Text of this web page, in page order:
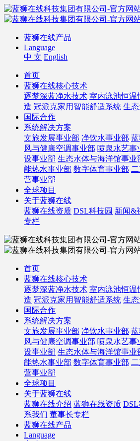
蓝狮在线产品
Language
中 文 English
首页
蓝狮在线核心技术
逐梦深蓝净水技术 室内泳池恒温
造 冠派克家用智能舒适系统 生
国际合作
系统解决方案
文旅发展事业部 净饮水事业部
风与健康空调事业部 喷泉水艺事
设事业部 生态水体与海洋馆事业
能热水事业部 数字体育事业部
营事业部
全球项目
关于蓝狮在线
蓝狮在线资质 DSL科技园 新闻&
专栏
首页
蓝狮在线核心技术
逐梦深蓝净水技术 室内泳池恒温
造 冠派克家用智能舒适系统 生
国际合作
系统解决方案
文旅发展事业部 净饮水事业部
风与健康空调事业部 喷泉水艺事
设事业部 生态水体与海洋馆事业
能热水事业部 数字体育事业部
营事业部
全球项目
关于蓝狮在线
蓝狮在线介绍 蓝狮在线资质 DSL
系我们 董事长专栏
蓝狮在线产品
Language